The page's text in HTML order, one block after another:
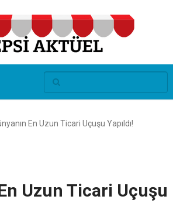
En Uzun Ticari Uçuşu Yapıldı!
Uzun Ticari Uçuşu